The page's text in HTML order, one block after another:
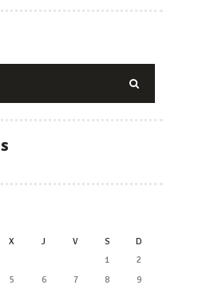
X J V S
D
1
2
5 6 7 8
9